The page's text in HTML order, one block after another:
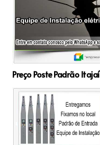
Preço Poste Padrão Itajaí